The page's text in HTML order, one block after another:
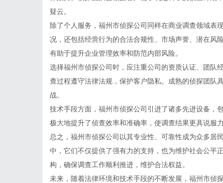
疑云。
除了个人服务，福州市侦探公司同样在商业调查领域表
况，还包括经营行为的合法合规性、市场声誉、潜在风
有助于提升企业管理效率和防范内部风险。
选择福州市侦探公司时，应注重公司的资质认证、团队
查过程遵守法律法规，保护客户隐私。成熟的侦探团队
战。
技术手段方面，福州市侦探公司引进了诸多先进设备，
极大地提升了侦查效率和准确率，使调查结果更具说服
总之，福州市侦探公司以其专业性、可靠性成为众多居
中，它们不仅提供了强有力的支持，也为维护社会公平
构，确保调查工作顺利推进，维护合法权益。
未来，随着法律环境和技术手段的不断发展，福州市侦